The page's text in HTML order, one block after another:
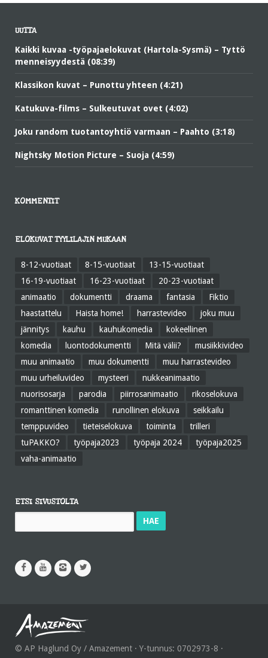
UUTTA
Kaikki kuvaa -työpajaelokuvat (Hartola-Sysmä) – Tyttö
menneisyydestä (08:39)
Klassikon kuvat – Punottu yhteen (4:21)
Katukuva-films – Sulkeutuvat ovet (4:02)
Joku random tuotantoyhtiö varmaan – Paahto (3:18)
Nightsky Motion Picture – Suoja (4:59)
KOMMENTIT
ELOKUVAT TYYLILAJIN MUKAAN
8-12-vuotiaat 8-15-vuotiaat
13-15-vuotiaat
16-19-vuotiaat
16-23-vuotiaat
20-23-vuotiaat
animaatio
dokumentti draama fantasia
Fiktio
haastattelu
Haista home! harrastevideo
joku muu
jännitys
kauhu kauhukomedia
kokeellinen
komedia
luontodokumentti Mitä välii?
musiikkivideo
muu animaatio
muu dokumentti
muu harrastevideo
muu urheiluvideo
mysteeri
nukkeanimaatio
nuorisosarja
parodia piirrosanimaatio
rikoselokuva
romanttinen komedia
runollinen elokuva
seikkailu
temppuvideo
tieteiselokuva toiminta
trilleri
tuPAKKO?
työpaja2023 työpaja 2024
työpaja2025
vaha-animaatio
ETSI SIVUSTOLTA
© AP Haglund Oy / Amazement · Y-tunnus: 0702973-8 ·